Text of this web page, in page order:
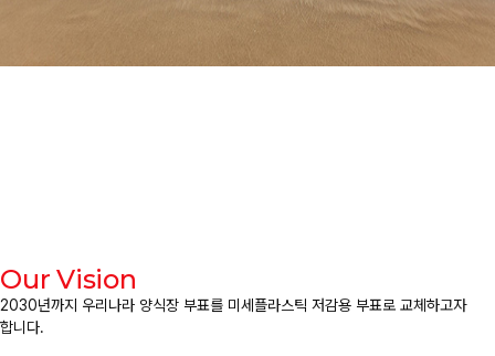
Our Vision
2030년까지 우리나라 양식장 부표를 미세플라스틱 저감용 부표로 교체하고자
합니다.